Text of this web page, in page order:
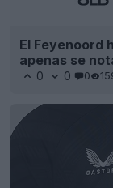
El Feyenoord
apenas se
0 0 0